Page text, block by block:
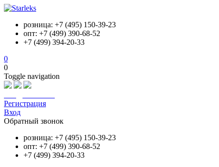
розница: +7 (495) 150-39-23
опт: +7 (499) 390-68-52
+7 (499) 394-20-33
0
0
Toggle navigation
Регистрация
Вход
Обратный звонок
розница: +7 (495) 150-39-23
опт: +7 (499) 390-68-52
+7 (499) 394-20-33